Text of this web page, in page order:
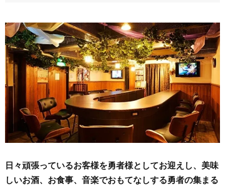
日々頑張っているお客様を勇者様としてお迎えし、美味
しいお酒、お食事、音楽でおもてなしする勇者の集まる